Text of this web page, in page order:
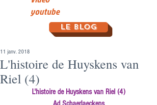
youtube
Le Blog
L'histoire de Huyskens van
Riel (4)
11 janv. 2018
L'histoire de Huyskens van Riel (4)